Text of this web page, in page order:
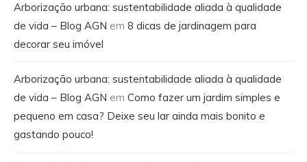
Arborização urbana: sustentabilidade aliada à qualidade
de vida – Blog AGN em 8 dicas de jardinagem para
decorar seu imóvel
Arborização urbana: sustentabilidade aliada à qualidade
de vida – Blog AGN em Como fazer um jardim simples e
pequeno em casa? Deixe seu lar ainda mais bonito e
gastando pouco!